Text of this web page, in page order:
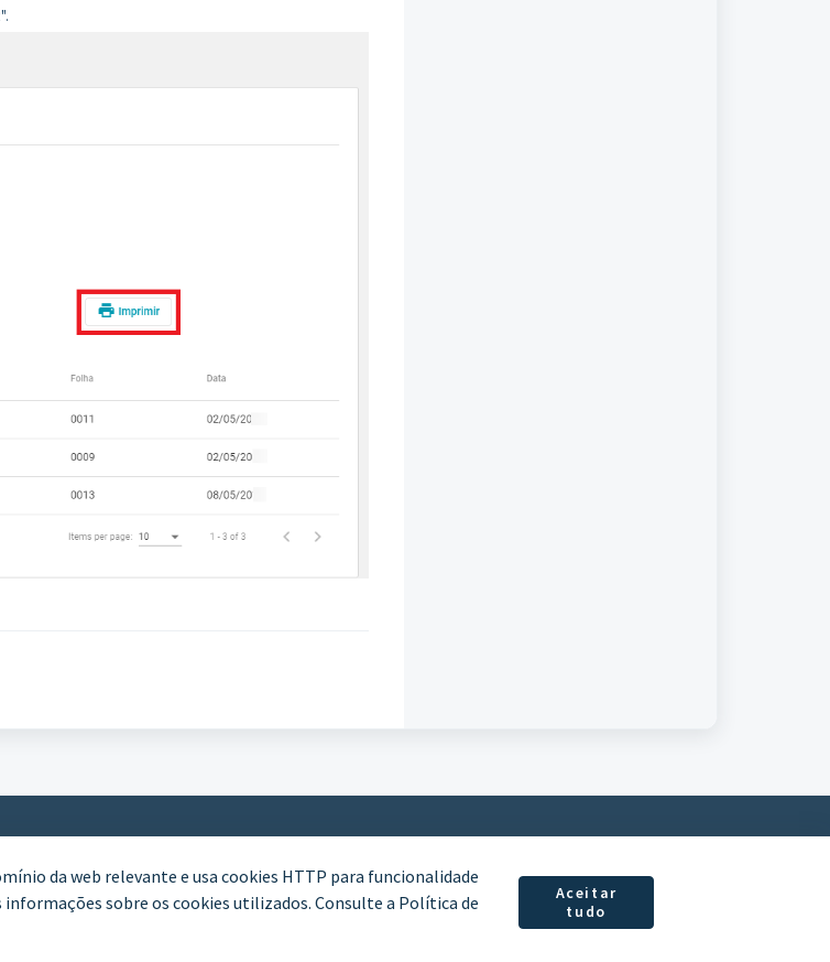
WhatsApp (61) 3772-7800
da web relevante e usa cookies HTTP para funcionalidade
informações sobre os cookies utilizados. Consulte a Política de
Aceitar
tudo